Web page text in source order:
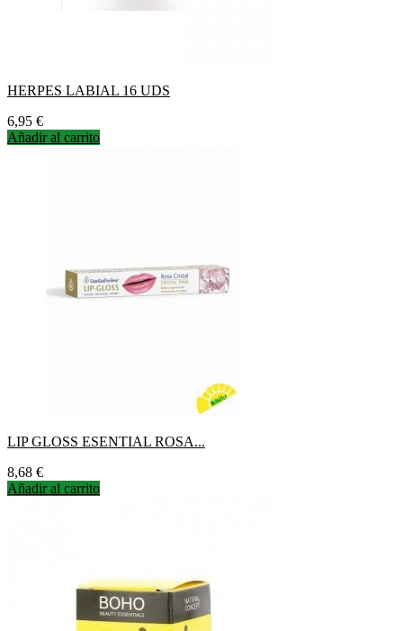
HERPES LABIAL 16 UDS
Precio
6,95 €
Añadir al carrito
LIP GLOSS ESENTIAL ROSA...
Precio
8,68 €
Añadir al carrito